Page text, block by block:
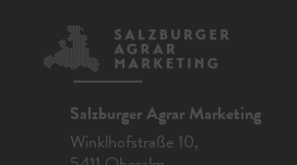
Salzburger Agrar Marketing
Winklhofstraße 10,